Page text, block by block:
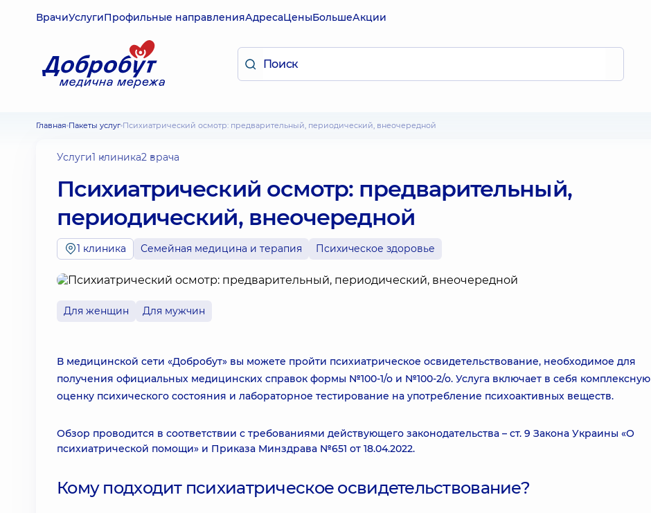
ВрачиУслугиПрофильные направленияАдресаЦеныБольшеАкции
Главная Пакеты услуг Психиатрический осмотр: предварительный, периодический, внеочередной
Услуги1 клиника2 врача
Психиатрический осмотр: предварительный,
периодический, внеочередной
1 клиника Семейная медицина и терапия Психическое здоровье
Для женщин Для мужчин
В медицинской сети «Добробут» вы можете пройти психиатрическое освидетельствование, необходимое для
получения официальных медицинских справок формы №100-1/о и №100-2/о. Услуга включает в себя комплексную
оценку психического состояния и лабораторное тестирование на употребление психоактивных веществ.
Обзор проводится в соответствии с требованиями действующего законодательства – ст. 9 Закона Украины «О
психиатрической помощи» и Приказа Минздрава №651 от 18.04.2022.
Кому подходит психиатрическое освидетельствование?